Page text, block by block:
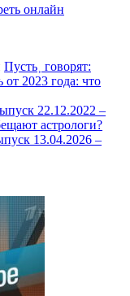
онлайн
Пусть˲ говорят:
2023 года: что
22.12.2022 –
астрологи?
13.04.2026 –